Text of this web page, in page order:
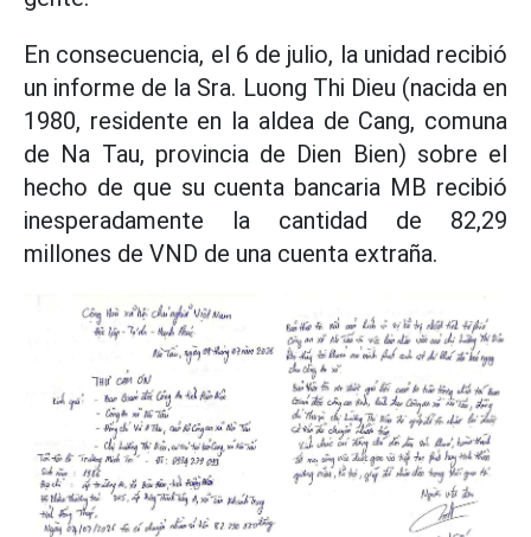
En consecuencia, el 6 de julio, la unidad recibió
un informe de la Sra. Luong Thi Dieu (nacida en
1980, residente en la aldea de Cang, comuna
de Na Tau, provincia de Dien Bien) sobre el
hecho de que su cuenta bancaria MB recibió
inesperadamente la cantidad de 82,29
millones de VND de una cuenta extraña.